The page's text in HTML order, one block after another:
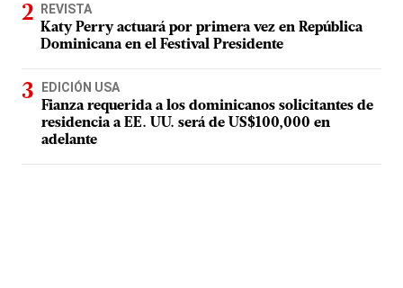
REVISTA
Katy Perry actuará por primera vez en República
Dominicana en el Festival Presidente
EDICIÓN USA
Fianza requerida a los dominicanos solicitantes de
residencia a EE. UU. será de US$100,000 en
adelante